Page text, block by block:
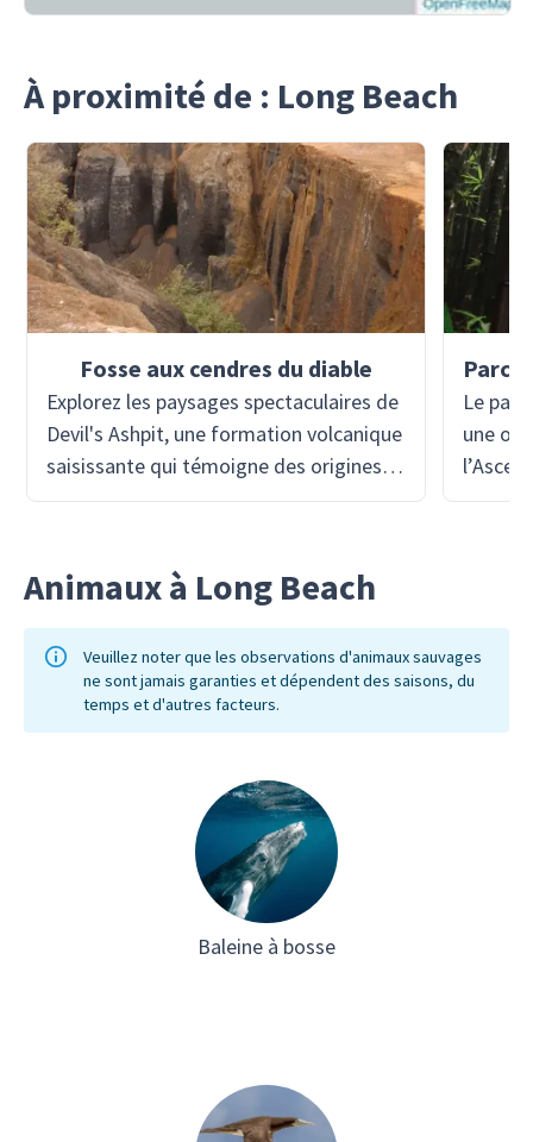
À proximité de : Long Beach
Fosse aux cendres du diable
Explorez les paysages spectaculaires de
Devil's Ashpit, une formation volcanique
saisissante qui témoigne des origines
volcaniques de l'île. Cette zone est
surréaliste, semblable à la surface de la
lune, parfait pour l'exploration. Les
visites guidées révèlent des
informations fascinantes sur l'histoire
géologique de l'île d'Ascension, faisant
pour les amateurs de géologie et les
voyageurs aventureux.
Le
une
de l’île
qui
Animaux à Long Beach
Veuillez noter que les observations d'animaux sauvages
ne sont jamais garanties et dépendent des saisons, du
temps et d'autres facteurs.
Baleine à bosse